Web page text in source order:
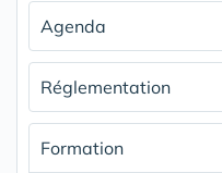
Agenda
Réglementation
Formation